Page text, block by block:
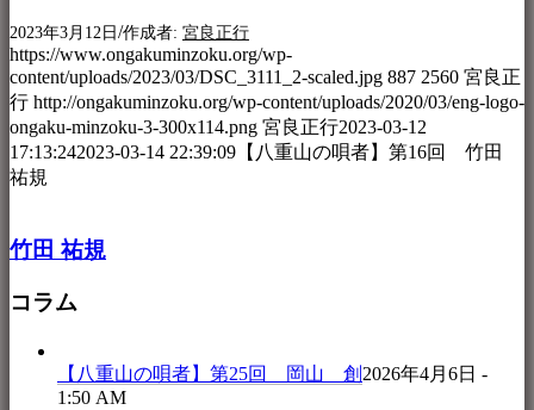
2023年3月12日 /作成者: 宮良正行
https://www.ongakuminzoku.org/wp-
content/uploads/2023/03/DSC_3111_2-scaled.jpg 887 2560 宮良正
行 http://ongakuminzoku.org/wp-content/uploads/2020/03/eng-logo-
ongaku-minzoku-3-300x114.png 宮良正行2023-03-12
17:13:242023-03-14 22:39:09 【八重山の唄者】第16回 竹田
祐規
竹田 祐規
コラム
【八重山の唄者】第25回 岡山 創 2026年4月6日 -
1:50 AM